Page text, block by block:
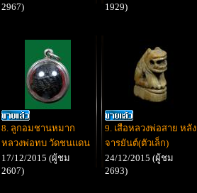
2967)
1929)
8. ลูกอมชานหมาก
หลวงพ่อทบ วัดชนแดน
17/12/2015 (ผู้ชม
2607)
9. เสือหลวงพ่อสาย หลัง
จารยันต์(ตัวเล็ก)
24/12/2015 (ผู้ชม
2693)